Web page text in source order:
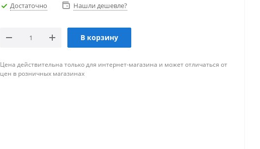
Достаточно Нашли дешевле?
В корзину
Цена действительна только для интернет-магазина и может отличаться от
цен в розничных магазинах